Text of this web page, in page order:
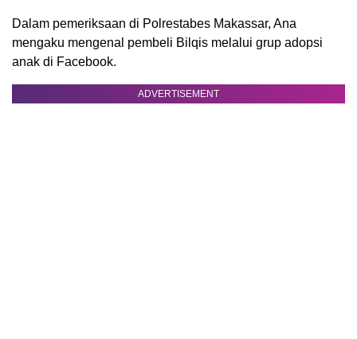
Dalam pemeriksaan di Polrestabes Makassar, Ana
mengaku mengenal pembeli Bilqis melalui grup adopsi
anak di Facebook.
ADVERTISEMENT